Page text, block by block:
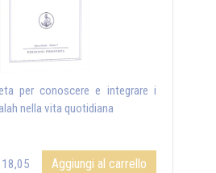
per conoscere e integrare i
nella vita quotidiana
18,05 Aggiungi al carrello